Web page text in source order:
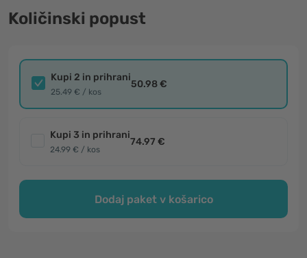
Količinski popust
Kupi 2 in prihrani
25.49 € / kos
50.98 €
Kupi 3 in prihrani
24.99 € / kos
74.97 €
Dodaj paket v košarico